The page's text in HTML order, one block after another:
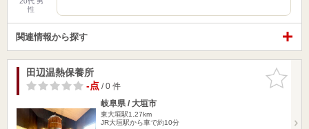
性
関連情報から探す
お気に入
りに追加
田辺温熱保養所
-点/ 0 件
岐阜県 / 大垣市
東大垣駅1.27km
JR大垣駅から車で約10分